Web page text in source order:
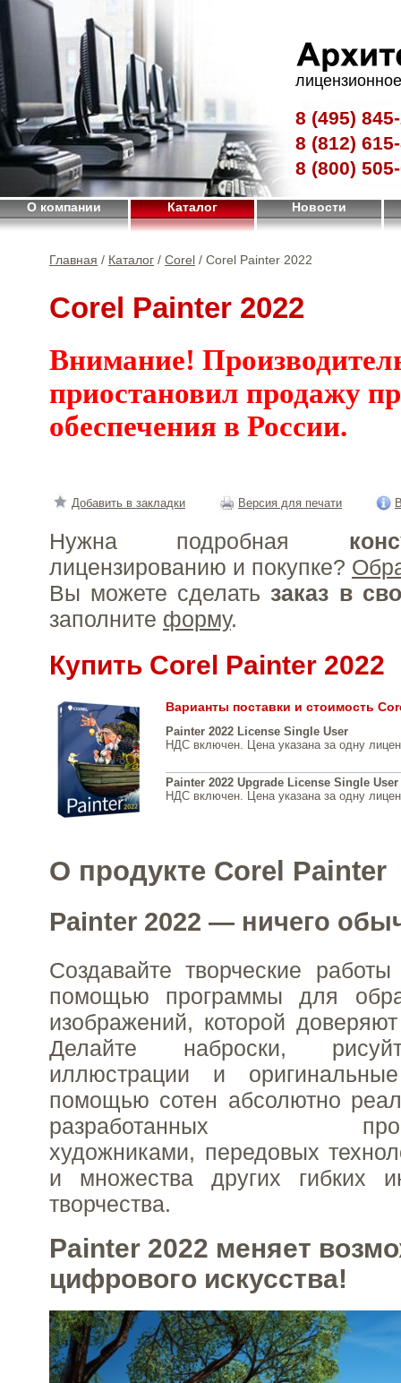
8 (495)
8 (812)
8 (800)
О компании Каталог Новости
Главная / Каталог / Corel / Corel Painter 2022
Corel Painter 2022
Внимание!
приостановил продажу
обеспечения в России.
Добавить в закладки Версия для печати
Нужна подробная
лицензированию и покупке?
Вы можете сделать заказ в
заполните форму.
Купить Corel Painter 2022
Варианты поставки и стоимость
Painter 2022 License Single User
НДС включен. Цена указана за одну
Painter 2022 Upgrade License Single User
НДС включен. Цена указана за одну
О продукте Corel Painter
Painter 2022 — ничего
Создавайте творческие
помощью программы для
изображений, которой
Делайте наброски,
иллюстрации и
помощью сотен абсолютно
разработанных
художниками, передовых
и множества других гибких
творчества.
Painter 2022 меняет
цифрового искусства!